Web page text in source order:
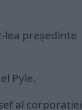
lea președinte
Pyle.
al corporației